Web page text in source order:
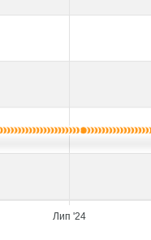
Лип '24